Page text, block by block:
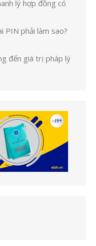
lý hợp đồng có
PIN phải làm sao?
đến giá trị pháp lý